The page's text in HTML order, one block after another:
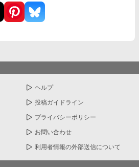
ヘルプ
投稿ガイドライン
プライバシーポリシー
お問い合わせ
利用者情報の外部送信について